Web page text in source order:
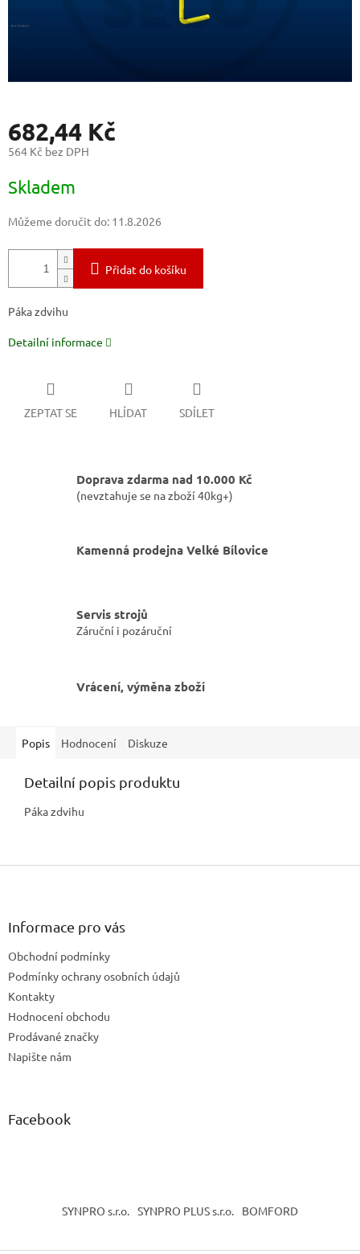
682,44 Kč
564 Kč bez DPH
cena:
Skladem
Můžeme doručit do: 11.8.2026
Přidat do košíku
Páka zdvihu
Detailní informace
ZEPTAT SE HLÍDAT SDÍLET
Doprava zdarma nad 10.000 Kč
(nevztahuje se na zboží 40kg+)
Kamenná prodejna Velké Bílovice
Servis strojů
Záruční i pozáruční
Vrácení, výměna zboží
Popis Hodnocení Diskuze
Detailní popis produktu
Páka zdvihu
Z
Informace pro vás
Obchodní podmínky
Podmínky ochrany osobních údajů
Kontakty
Hodnocení obchodu
Prodávané značky
Napište nám
Facebook
SYNPRO s.r.o. SYNPRO PLUS s.r.o. BOMFORD